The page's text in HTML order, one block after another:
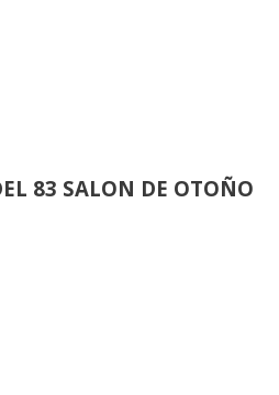
83 SALON DE OTOÑO